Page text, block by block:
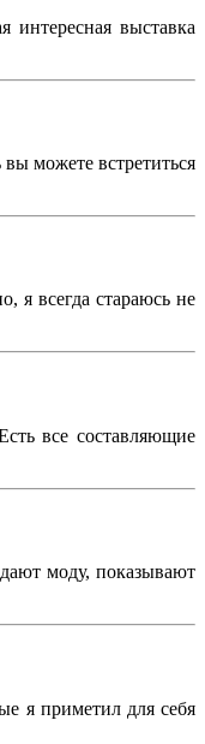
выставка
можете встретиться
я всегда стараюсь не
все составляющие
моду, показывают
я приметил для себя